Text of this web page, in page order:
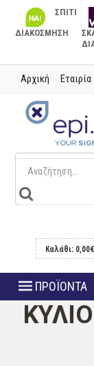
ΣΠΙΤΙ
ΔΙΑΚΟΣΜΗΣΗ
Αρχική Εταιρία
Καλάθι: 0,00€
ΠΡΟΪΟΝΤΑ